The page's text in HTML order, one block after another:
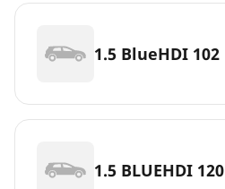
1.5 BlueHDI 102
1.5 BLUEHDI 120